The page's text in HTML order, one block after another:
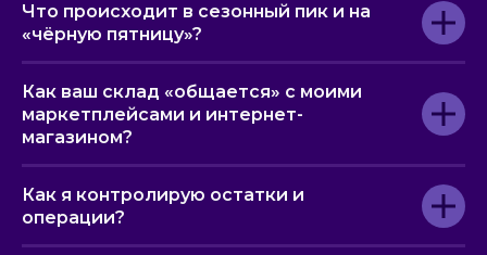
Что происходит в сезонный пик и на
«чёрную пятницу»?
Как ваш склад «общается» с моими
маркетплейсами и интернет-
магазином?
Как я контролирую остатки и
операции?